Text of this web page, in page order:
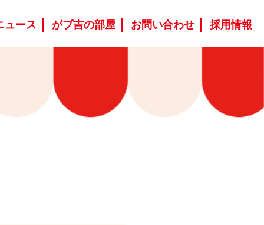
ュース がブ吉の部屋 お問い合わせ 採用情報